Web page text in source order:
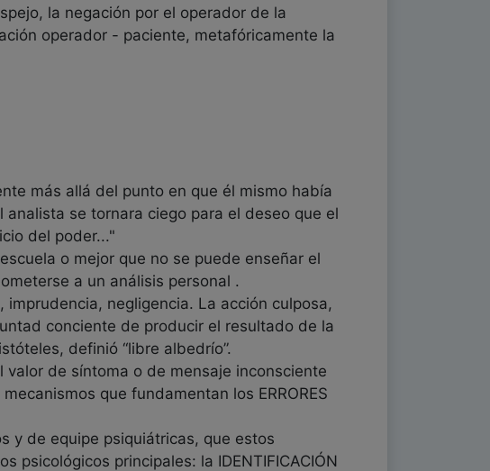
la negación por el operador de la
operador - paciente, metafóricamente la
más allá del punto en que él mismo había
se tornara ciego para el deseo que el
del poder..."
o mejor que no se puede enseñar el
a un análisis personal .
imprudencia, negligencia. La acción culposa,
conciente de producir el resultado de la
definió “libre albedrío”.
valor de síntoma o de mensaje inconsciente
que fundamentan los ERRORES
y de equipe psiquiátricas, que estos
psicológicos principales: la IDENTIFICACIÓN